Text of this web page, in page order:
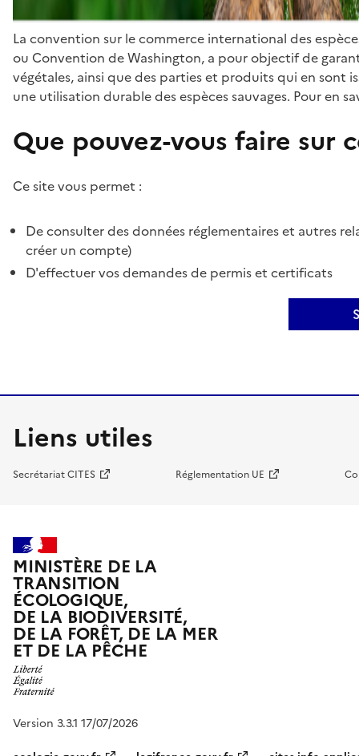
La convention sur le commerce international des
ou Convention de Washington, a pour objectif de
végétales, ainsi que des parties et produits qui en sont
une utilisation durable des espèces sauvages. Pour en
Que pouvez-vous faire sur
Ce site vous permet :
De consulter des données réglementaires et autres
créer un compte)
D'effectuer vos demandes de permis et certificats
Liens utiles
Secrétariat CITES Réglementation UE
MINISTÈRE DE LA
TRANSITION
ÉCOLOGIQUE,
DE LA BIODIVERSITÉ,
DE LA FORÊT, DE LA MER
ET DE LA PÊCHE
Version 3.3.1 17/07/2026